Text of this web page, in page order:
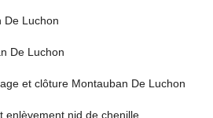
De Luchon
De Luchon
et clôture Montauban De Luchon
enlèvement nid de chenille